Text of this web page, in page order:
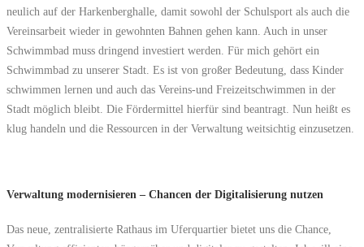
neulich auf der Harkenberghalle, damit sowohl der Schulsport als auch die
Vereinsarbeit wieder in gewohnten Bahnen gehen kann. Auch in unser
Schwimmbad muss dringend investiert werden. Für mich gehört ein
Schwimmbad zu unserer Stadt. Es ist von großer Bedeutung, dass Kinder
schwimmen lernen und auch das Vereins-und Freizeitschwimmen in der
Stadt möglich bleibt. Die Fördermittel hierfür sind beantragt. Nun heißt es
klug handeln und die Ressourcen in der Verwaltung weitsichtig einzusetzen.
Verwaltung modernisieren – Chancen der Digitalisierung nutzen
Das neue, zentralisierte Rathaus im Uferquartier bietet uns die Chance,